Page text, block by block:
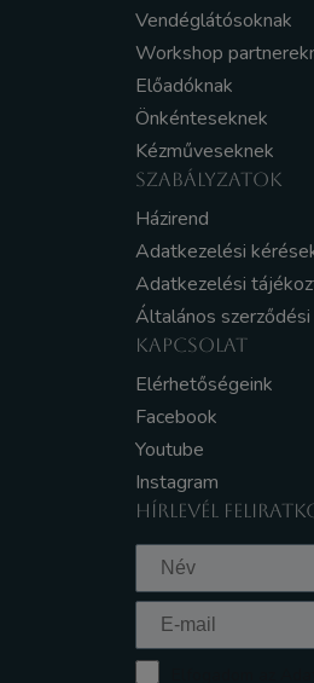
Vendéglátósoknak
Workshop
Előadóknak
Önkénteseknek
Kézműveseknek
SZABÁLYZATOK
Házirend
Adatkezelési
Adatkezelési
Általános
KAPCSOLAT
Elérhetőségeink
Facebook
Youtube
Instagram
HÍRLEVÉL